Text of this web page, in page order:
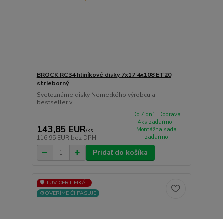
BROCK RC34 hliníkové disky 7x17 4x108 ET20
strieborný
Svetoznáme disky Nemeckého výrobcu a
bestseller v ...
143,85 EUR/ks
116,95 EUR bez DPH
Do 7 dní | Doprava
4ks zadarmo |
Montážna sada
zadarmo
Pridať do košíka
🛡️ TÜV CERTIFIKÁT
⚙️OVERÍME ČI PASUJE